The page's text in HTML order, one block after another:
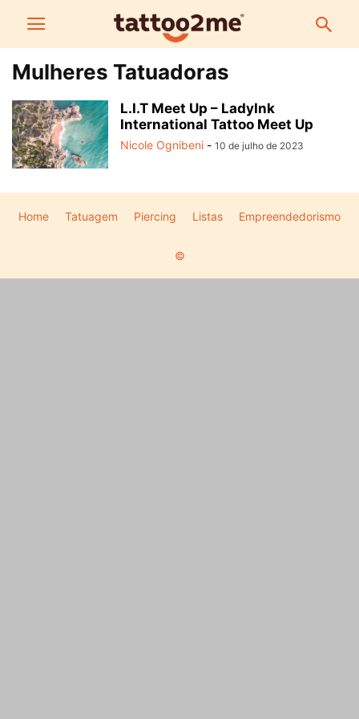
Mulheres Tatuadoras
L.I.T Meet Up – LadyInk
International Tattoo Meet Up
Nicole Ognibeni - 10 de julho de 2023
Home Tatuagem Piercing Listas Empreendedorismo
©